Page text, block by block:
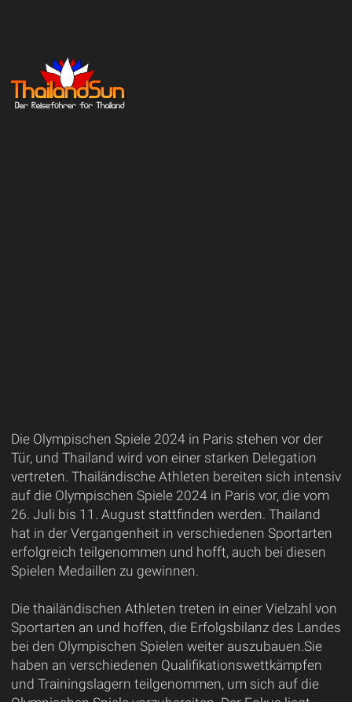
Die Olympischen Spiele 2024 in Paris stehen vor der
Tür, und Thailand wird von einer starken Delegation
vertreten. Thailändische Athleten bereiten sich intensiv
auf die Olympischen Spiele 2024 in Paris vor, die vom
26. Juli bis 11. August stattfinden werden. Thailand
hat in der Vergangenheit in verschiedenen Sportarten
erfolgreich teilgenommen und hofft, auch bei diesen
Spielen Medaillen zu gewinnen.
Die thailändischen Athleten treten in einer Vielzahl von
Sportarten an und hoffen, die Erfolgsbilanz des Landes
bei den Olympischen Spielen weiter auszubauen.Sie
haben an verschiedenen Qualifikationswettkämpfen
und Trainingslagern teilgenommen, um sich auf die